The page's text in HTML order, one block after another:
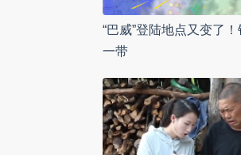
“巴威”登陆地点又变了
一带